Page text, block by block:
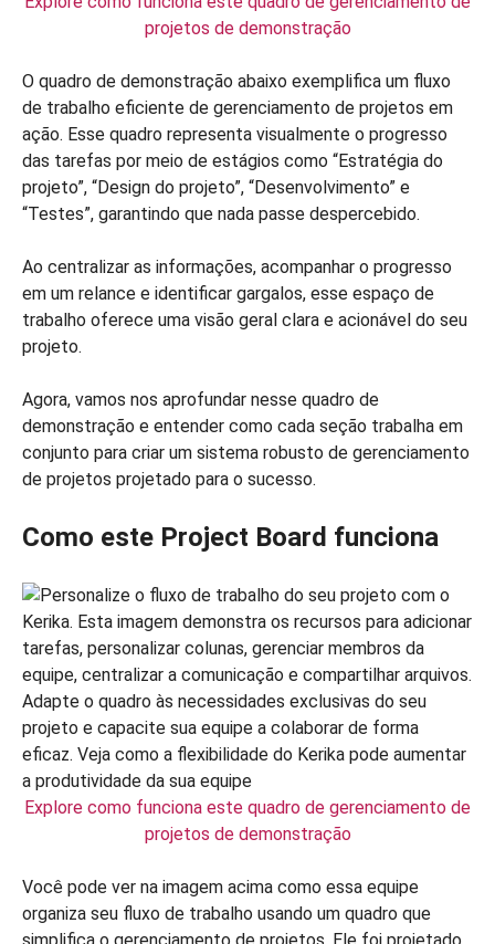
projetos de demonstração
O quadro de demonstração abaixo exemplifica um fluxo
de trabalho eficiente de gerenciamento de projetos em
ação. Esse quadro representa visualmente o progresso
das tarefas por meio de estágios como “Estratégia do
projeto”, “Design do projeto”, “Desenvolvimento” e
“Testes”, garantindo que nada passe despercebido.
Ao centralizar as informações, acompanhar o progresso
em um relance e identificar gargalos, esse espaço de
trabalho oferece uma visão geral clara e acionável do seu
projeto.
Agora, vamos nos aprofundar nesse quadro de
demonstração e entender como cada seção trabalha em
conjunto para criar um sistema robusto de gerenciamento
de projetos projetado para o sucesso.
Como este Project Board funciona
Explore como funciona este quadro de gerenciamento de
projetos de demonstração
Você pode ver na imagem acima como essa equipe
organiza seu fluxo de trabalho usando um quadro que